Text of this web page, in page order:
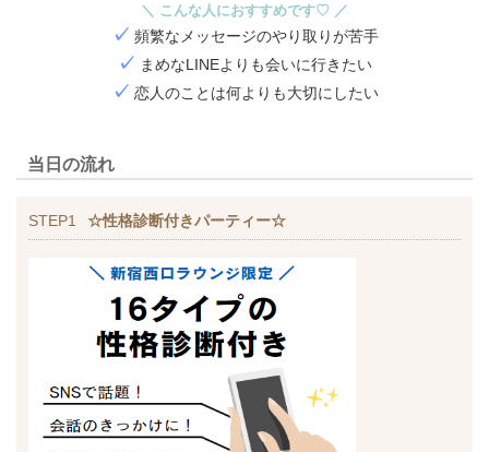
＼ こんな人におすすめです♡ ／
✓ 頻繁なメッセージのやり取りが苦手
✓ まめなLINEよりも会いに行きたい​
✓ 恋人のことは何よりも大切にしたい
当日の流れ
STEP1 ☆性格診断付きパーティー☆